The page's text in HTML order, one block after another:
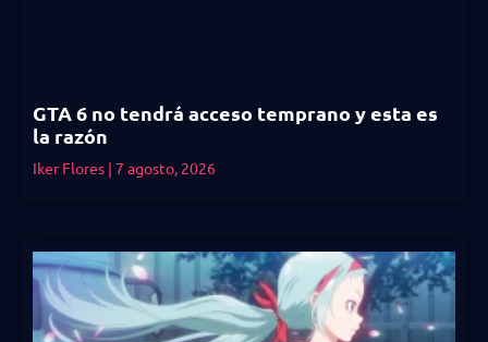
GTA 6 no tendrá acceso temprano y esta es
la razón
Iker Flores 7 agosto, 2026